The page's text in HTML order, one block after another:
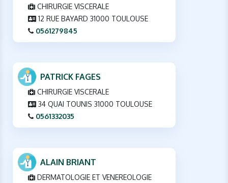
CHIRURGIE VISCERALE
12 RUE BAYARD 31000 TOULOUSE
0561279845
PATRICK FAGES
CHIRURGIE VISCERALE
34 QUAI TOUNIS 31000 TOULOUSE
0561332035
ALAIN BRIANT
DERMATOLOGIE ET VENEREOLOGIE